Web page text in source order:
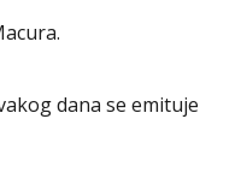
dana se emituje